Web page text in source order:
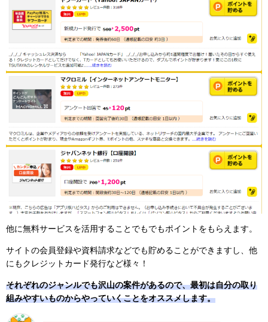
他に無料サービスを活用することでもでもポイントをもらえます。
サイトの会員登録や資料請求などでも貯めることができますし、他
にもクレジットカード発行など様々！
それぞれのジャンルでも沢山の案件があるので、最初は自分の取り
組みやすいものからやっていくことをオススメします。